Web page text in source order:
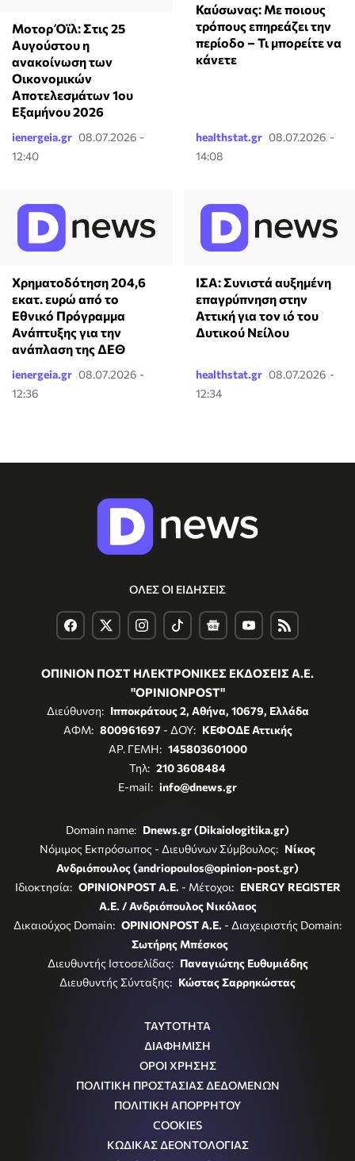
Μοτορ Όϊλ: Στις 25
Αυγούστου η
ανακοίνωση των
Οικονομικών
Αποτελεσμάτων 1ου
Εξαμήνου 2026
ienergeia.gr 08.07.2026 -
12:40
Καύσωνας: Με ποιους
τρόπους επηρεάζει την
περίοδο – Τι μπορείτε να
κάνετε
healthstat.gr 08.07.2026 -
14:08
Χρηματοδότηση 204,6
εκατ. ευρώ από το
Εθνικό Πρόγραμμα
Ανάπτυξης για την
ανάπλαση της ΔΕΘ
ienergeia.gr 08.07.2026 -
12:36
ΙΣΑ: Συνιστά αυξημένη
επαγρύπνηση στην
Αττική για τον ιό του
Δυτικού Νείλου
healthstat.gr 08.07.2026 -
12:34
ΟΛΕΣ ΟΙ ΕΙΔΗΣΕΙΣ
ΟΠΙΝΙΟΝ ΠΟΣΤ ΗΛΕΚΤΡΟΝΙΚΕΣ ΕΚΔΟΣΕΙΣ Α.Ε.
"OPINIONPOST"
Διεύθυνση: Ιπποκράτους 2, Αθήνα, 10679, Ελλάδα
ΑΦΜ: 800961697- ΔΟΥ: ΚΕΦΟΔΕ Αττικής
ΑΡ. ΓΕΜΗ: 145803601000
Τηλ: 210 3608484
E-mail: info@dnews.gr
Domain name: Dnews.gr (Dikaiologitika.gr)
Νόμιμος Εκπρόσωπος - Διευθύνων Σύμβουλος: Νίκος
Ανδριόπουλος (andriopoulos@opinion-post.gr)
Ιδιοκτησία: OPINIONPOST A.E. - Μέτοχοι: ENERGY REGISTER
Α.Ε. / Ανδριόπουλος Νικόλαος
Δικαιούχος Domain: OPINIONPOST A.E. - Διαχειριστής Domain:
Σωτήρης Μπέσκος
Διευθυντής Ιστοσελίδας: Παναγιώτης Ευθυμιάδης
Διευθυντής Σύνταξης: Κώστας Σαρρηκώστας
ΤΑΥΤΟΤΗΤΑ
ΔΙΑΦΗΜΙΣΗ
ΟΡΟΙ ΧΡΗΣΗΣ
ΠΟΛΙΤΙΚΗ ΠΡΟΣΤΑΣΙΑΣ ΔΕΔΟΜΕΝΩΝ
ΠΟΛΙΤΙΚΗ ΑΠΟΡΡΗΤΟΥ
COOKIES
ΚΩΔΙΚΑΣ ΔΕΟΝΤΟΛΟΓΙΑΣ